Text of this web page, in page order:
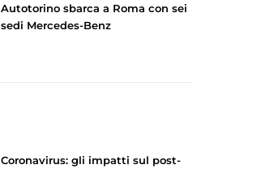
Autotorino sbarca a Roma con sei
sedi Mercedes-Benz
Coronavirus: gli impatti sul post-